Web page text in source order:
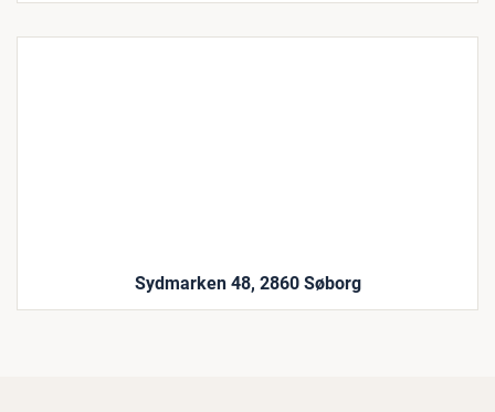
Sydmarken 48, 2860 Søborg